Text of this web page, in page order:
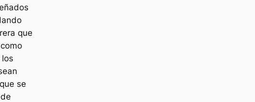
que
se